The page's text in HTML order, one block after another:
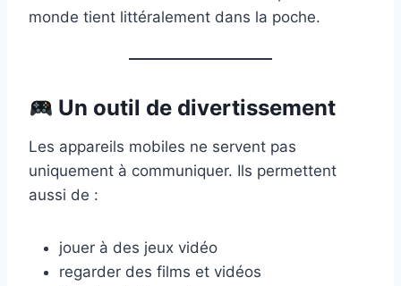
monde tient littéralement dans la poche.
Un outil de divertissement
Les appareils mobiles ne servent pas
uniquement à communiquer. Ils permettent
aussi de :
jouer à des jeux vidéo
regarder des films et vidéos